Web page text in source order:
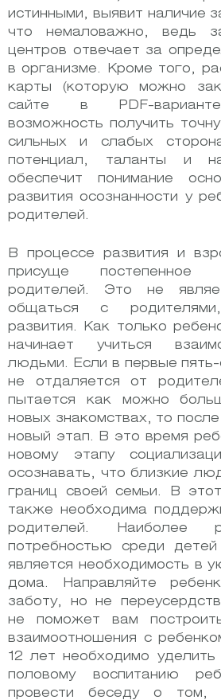
истинными, выявит наличие
что немаловажно, ведь
центров отвечает за
в организме. Кроме того,
карты (которую можно
сайте в PDF-
возможность получить
сильных и слабых
потенциал, таланты и
обеспечит понимание
развития осознанности у
родителей.
В процессе развития и
присуще постепенное
родителей. Это не
общаться с
развития. Как только
начинает учиться
людьми. Если в первые
не отдаляется от
пытается как можно
новых знакомствах, то
новый этап. В это время
новому этапу
осознавать, что близкие
границ своей семьи. В
также необходима
родителей. Наиболее
потребностью среди
является необходимость в
дома. Направляйте
заботу, но не
не поможет вам
взаимоотношения с
12 лет необходимо уделить
половому воспитанию
провести беседу о том,